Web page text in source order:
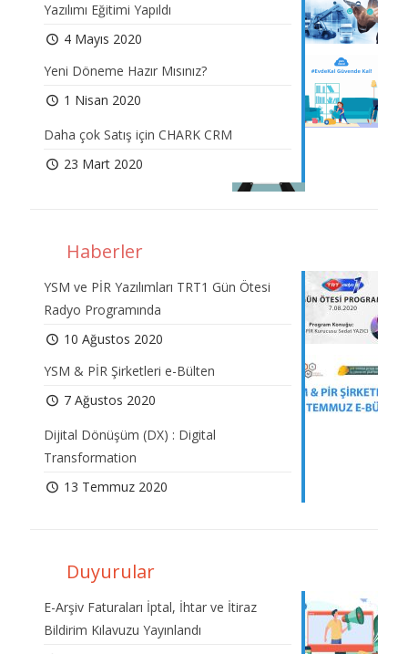
Yazılımı Eğitimi Yapıldı
4 Mayıs 2020
Yeni Döneme Hazır Mısınız?
1 Nisan 2020
Daha çok Satış için CHARK CRM
23 Mart 2020
Haberler
YSM ve PİR Yazılımları TRT1 Gün Ötesi
Radyo Programında
10 Ağustos 2020
YSM & PİR Şirketleri e-Bülten
7 Ağustos 2020
Dijital Dönüşüm (DX) : Digital
Transformation
13 Temmuz 2020
Duyurular
E-Arşiv Faturaları İptal, İhtar ve İtiraz
Bildirim Kılavuzu Yayınlandı